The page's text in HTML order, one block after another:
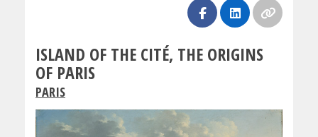
ISLAND OF THE CITÉ, THE ORIGINS
OF PARIS
PARIS